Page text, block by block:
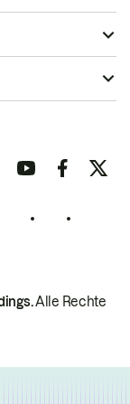
Alle Rechte